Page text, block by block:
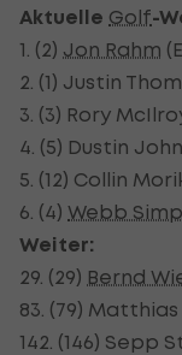
Aktuelle Golf-
1. (2) Jon Rahm
2. (1) Justin
3. (3) Rory
4. (5) Dustin
5. (12) Collin
6. (4) Webb
Weiter:
29. (29) Bernd
83. (79) Matthias
142. (146) Sepp